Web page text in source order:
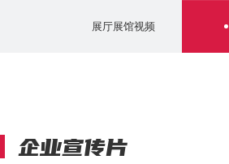
展厅展馆视频
企业宣传片